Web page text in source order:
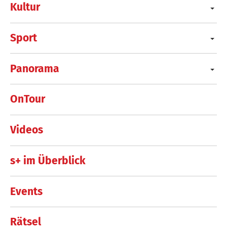
Kultur
Sport
Panorama
OnTour
Videos
s+ im Überblick
Events
Rätsel